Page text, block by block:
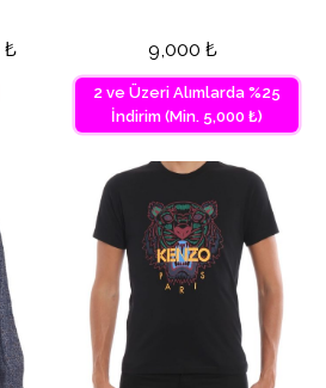
₺ 9,000 ₺
2 ve Üzeri Alımlarda %25
İndirim (Min. 5,000 ₺)